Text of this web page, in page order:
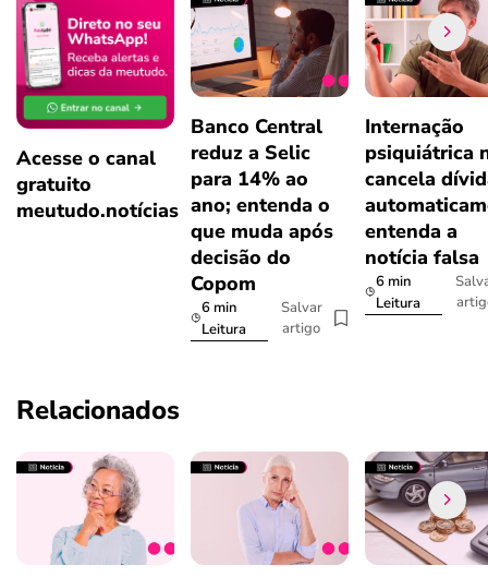
Acesse o canal
gratuito
meutudo.notícias
Banco Central
reduz a Selic
para 14% ao
ano; entenda o
que muda após
decisão do
Copom
6 min
Leitura
Salvar
artigo
Internação
psiquiátrica
cancela
entenda a
notícia falsa
6 min
Leitura
Relacionados